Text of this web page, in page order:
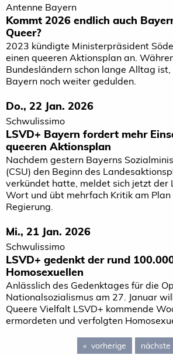
Antenne Bayern
Kommt 2026 endlich auch
Queer?
2023 kündigte Ministerpräsident
einen queeren Aktionsplan an.
Bundesländern schon lange Alltag ist,
Bayern noch weiter gedulden.
Do., 22 Jan. 2026
Schwulissimo
LSVD+ Bayern fordert mehr
queeren Aktionsplan
Nachdem gestern Bayerns
(CSU) den Beginn des
verkündet hatte, meldet sich jetzt der
Wort und übt mehrfach Kritik am
Regierung.
Mi., 21 Jan. 2026
Schwulissimo
LSVD+ gedenkt der rund
Homosexuellen
Anlässlich des Gedenktages für die
Nationalsozialismus am 27. Januar
Queere Vielfalt LSVD+ kommende
ermordeten und verfolgten
vorherige page 3nächste